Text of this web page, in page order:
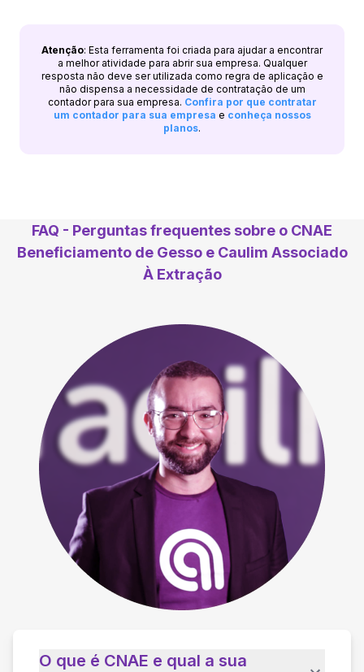
Atenção: Esta ferramenta foi criada para ajudar a encontrar
a melhor atividade para abrir sua empresa. Qualquer
resposta não deve ser utilizada como regra de aplicação e
não dispensa a necessidade de contratação de um
contador para sua empresa. Confira por que contratar
um contador para sua empresa e conheça nossos
planos.
FAQ - Perguntas frequentes sobre o CNAE
Beneficiamento de Gesso e Caulim Associado
À Extração
O que é CNAE e qual a sua